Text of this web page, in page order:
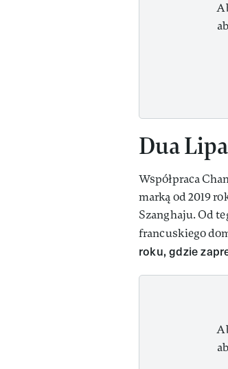
Dua
Współpraca
marką od 2019
Szanghaju. Od
francuskiego
roku, gdzie